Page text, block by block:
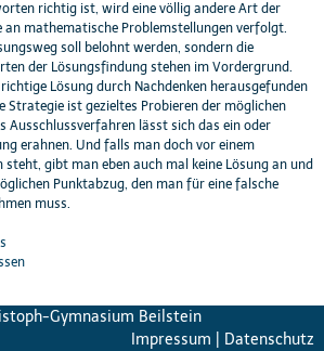
richtig ist, wird eine völlig andere Art der
an mathematische Problemstellungen verfolgt.
soll belohnt werden, sondern die
der Lösungsfindung stehen im Vordergrund.
Lösung durch Nachdenken herausgefunden
Strategie ist gezieltes Probieren der möglichen
Ausschlussverfahren lässt sich das ein oder
erahnen. Und falls man doch vor einem
steht, gibt man eben auch mal keine Lösung an und
Punktabzug, den man für eine falsche
muss.
Gymnasium Beilstein
Impressum
Datenschutz